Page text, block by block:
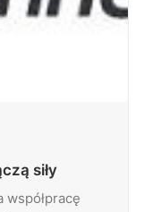
siły
współpracę